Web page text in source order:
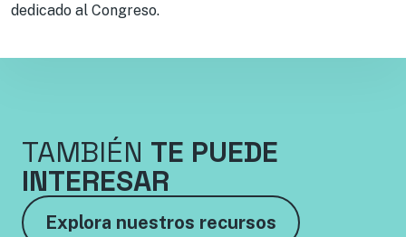
dedicado al Congreso.
TAMBIÉN TE PUEDE
INTERESAR
Explora nuestros recursos